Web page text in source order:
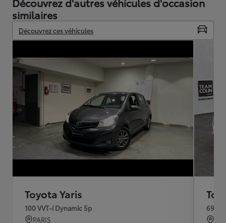
similaires
Découvrez ces véhicules
Toyota Yaris
100 VVT-i Dynamic 5p
PARIS
69